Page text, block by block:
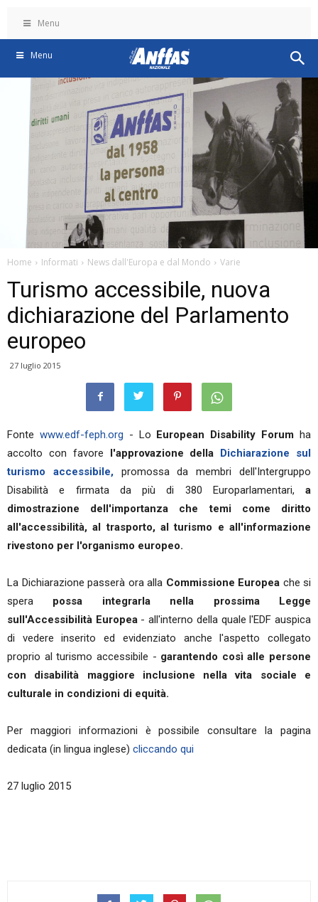
Menu
Menu
Home Informati News dall'Europa e dal Mondo Varie
Turismo accessibile, nuova
dichiarazione del Parlamento
europeo
27 luglio 2015
Fonte www.edf-feph.org - Lo European Disability Forumha
accolto con favore l'approvazione della Dichiarazione sul
turismo accessibile,
promossa da membri dell'Intergruppo
Disabilità e firmata da più di 380 Europarlamentari, a
dimostrazione dell'importanza che temi come diritto
all'accessibilità, al trasporto, al turismo e all'informazione
rivestono per l'organismo europeo.
La Dichiarazione passerà ora alla Commissione Europea che si
spera possa integrarla nella prossima Legge
sull'Accessibilità Europea - all'interno della quale l'EDF auspica
di vedere inserito ed evidenziato anche l'aspetto collegato
proprio al turismo accessibile - garantendo così alle persone
con disabilità maggiore inclusione nella vita sociale e
culturale in condizioni di equità.
Per maggiori informazioni è possibile consultare la pagina
dedicata (in lingua inglese) cliccando qui
27 luglio 2015